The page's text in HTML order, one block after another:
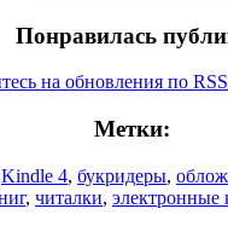
Понравилась
на обновления по
Метки:
Kindle 4, букридеры,
, читалки, электронные